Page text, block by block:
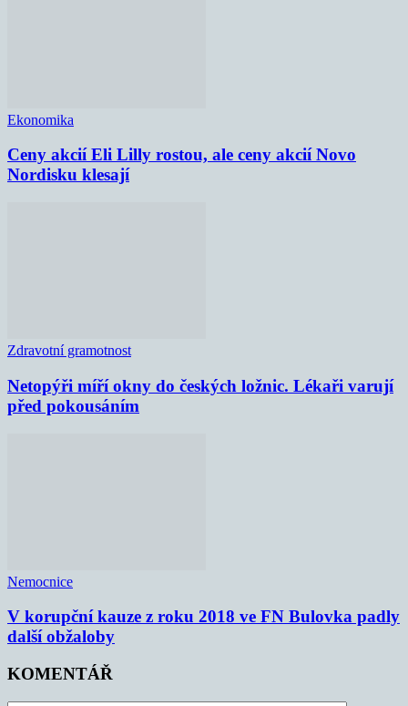
Ekonomika
Ceny akcií Eli Lilly rostou, ale ceny akcií Novo
Nordisku klesají
Zdravotní gramotnost
Netopýři míří okny do českých ložnic. Lékaři varují
před pokousáním
Nemocnice
V korupční kauze z roku 2018 ve FN Bulovka padly
další obžaloby
KOMENTÁŘ